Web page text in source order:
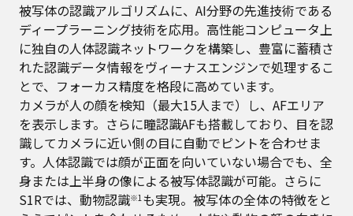
被写体の認識アルゴリズムに、AI分野の先進技術である
ディープラーニング技術を応用。高性能コンピュータ上
に独自の人体認識ネットワークを構築し、豊富に蓄積さ
れた認識データ情報をヴィーナスエンジンで処理するこ
とで、フォーカス精度を格段に高めています。
カメラが人の顔を検知（最大15人まで）し、AFエリア
を表示します。さらに瞳認識AFも搭載しており、目を認
識してカメラに近い側の目に自動でピントを合わせま
す。人体認識では顔が正面を向いていない場合でも、全
身または上半身の像による被写体認識が可能。さらに
S1Rでは、動物認識※1も実現。被写体の全体の特徴をと